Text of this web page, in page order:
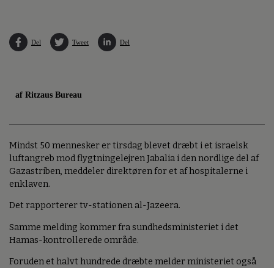
Del Tweet Del
af Ritzaus Bureau
Mindst 50 mennesker er tirsdag blevet dræbt i et israelsk
luftangreb mod flygtningelejren Jabalia i den nordlige del af
Gazastriben, meddeler direktøren for et af hospitalerne i
enklaven.
Det rapporterer tv-stationen al-Jazeera.
Samme melding kommer fra sundhedsministeriet i det
Hamas-kontrollerede område.
Foruden et halvt hundrede dræbte melder ministeriet også